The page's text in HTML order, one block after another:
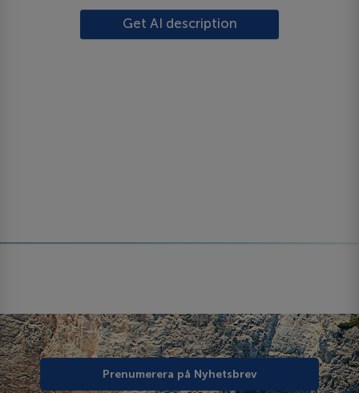
Get AI description
Prenumerera på Nyhetsbrev